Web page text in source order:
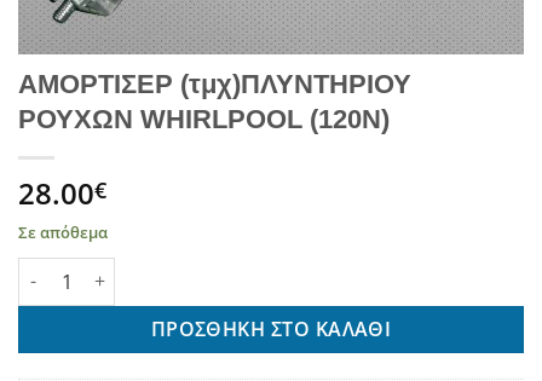
ΑΜΟΡΤΙΣΕΡ (τμχ)ΠΛΥΝΤΗΡΙΟΥ
ΡΟΥΧΩΝ WHIRLPOOL (120N)
28.00€
Σε απόθεμα
ΑΜΟΡΤΙΣΕΡ (τμχ)ΠΛΥΝΤΗΡΙΟΥ ΡΟΥΧΩΝ WHIRLPOOL (120N)
ΠΡΟΣΘΉΚΗ ΣΤΟ ΚΑΛΆΘΙ